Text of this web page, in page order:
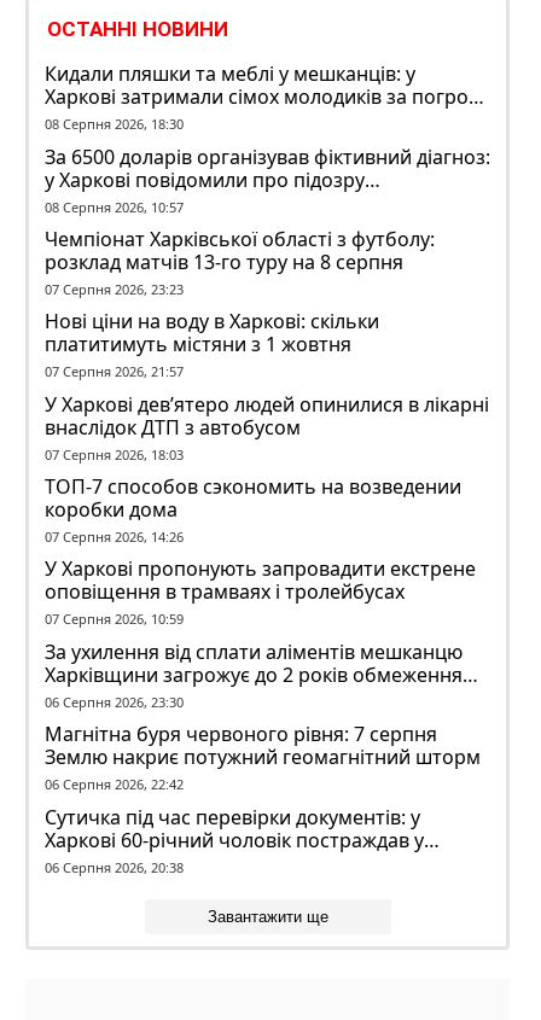
ОСТАННІ НОВИНИ
Кидали пляшки та меблі у мешканців: у
Харкові затримали сімох молодиків за погром
у гуртожитку
08 Серпня 2026, 18:30
За 6500 доларів організував фіктивний діагноз:
у Харкові повідомили про підозру
ексзавідувачу психлікарні
08 Серпня 2026, 10:57
Чемпіонат Харківської області з футболу:
розклад матчів 13-го туру на 8 серпня
07 Серпня 2026, 23:23
Нові ціни на воду в Харкові: скільки
платитимуть містяни з 1 жовтня
07 Серпня 2026, 21:57
У Харкові дев’ятеро людей опинилися в лікарні
внаслідок ДТП з автобусом
07 Серпня 2026, 18:03
ТОП-7 способов сэкономить на возведении
коробки дома
07 Серпня 2026, 14:26
У Харкові пропонують запровадити екстрене
оповіщення в трамваях і тролейбусах
07 Серпня 2026, 10:59
За ухилення від сплати аліментів мешканцю
Харківщини загрожує до 2 років обмеження
волі
06 Серпня 2026, 23:30
Магнітна буря червоного рівня: 7 серпня
Землю накриє потужний геомагнітний шторм
06 Серпня 2026, 22:42
Сутичка під час перевірки документів: у
Харкові 60-річний чоловік постраждав у
конфлікті з ТЦК
06 Серпня 2026, 20:38
Завантажити ще